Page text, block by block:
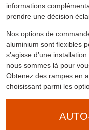
informations
prendre une décision
Nos options de
aluminium sont flexibles
s’agisse d’une
nous sommes là pour
Obtenez des rampes en
choisissant parmi les